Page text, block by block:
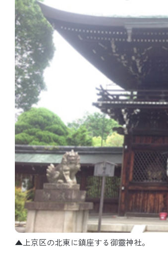
▲上京区の北東に鎮座する御靈神社。